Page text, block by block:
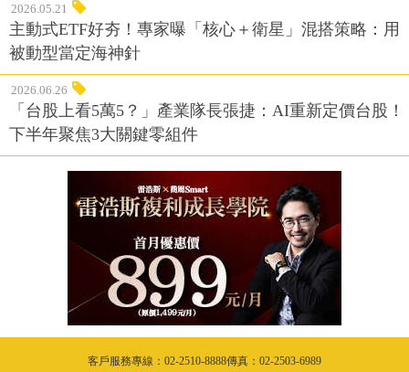
2026.05.21
主動式ETF好夯！專家曝「核心＋衛星」混搭策略：用
被動型當定海神針
2026.06.26
「台股上看5萬5？」產業隊長張捷：AI重新定價台股！
下半年聚焦3大關鍵零組件
客戶服務專線：02-2510-8888傳真：02-2503-6989